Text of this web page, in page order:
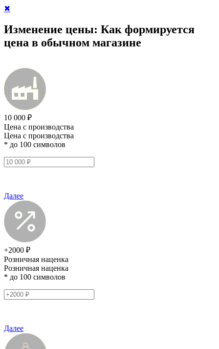
✖
Изменение цены: Как формируется
цена в обычном магазине
10 000 ₽
Цена с производства
Цена с производства
* до 100 символов
Далее
+2000 ₽
Розничная наценка
Розничная наценка
* до 100 символов
Далее